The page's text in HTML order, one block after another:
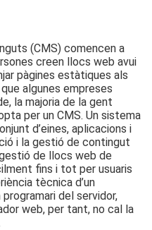
(CMS) comencen a
creen llocs web avui
pàgines estàtiques als
algunes empreses
la majoria de la gent
per un CMS. Un sistema
d’eines, aplicacions i
i la gestió de contingut
de llocs web de
fins i tot per usuaris
tècnica d’un
del servidor,
web, per tant, no cal la